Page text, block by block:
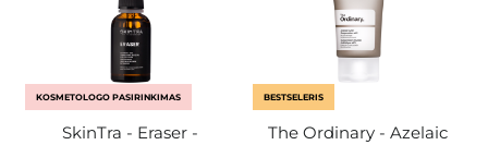
KOSMETOLOGO PASIRINKIMAS
SkinTra - Eraser -
BESTSELERIS
The Ordinary - Azelaic